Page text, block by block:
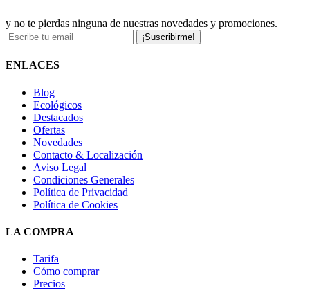
y no te pierdas ninguna de nuestras novedades y promociones.
¡Suscribirme!
ENLACES
Blog
Ecológicos
Destacados
Ofertas
Novedades
Contacto & Localización
Aviso Legal
Condiciones Generales
Política de Privacidad
Política de Cookies
LA COMPRA
Tarifa
Cómo comprar
Precios